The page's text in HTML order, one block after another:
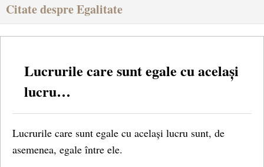
Citate despre Egalitate
Lucrurile care sunt egale cu același
lucru…
Lucrurile care sunt egale cu același lucru sunt, de
asemenea, egale între ele.